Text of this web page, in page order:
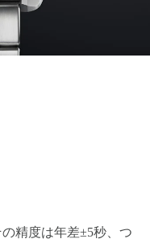
精度は年差±5秒、つ